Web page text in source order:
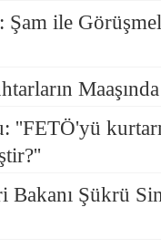
Şam ile
''FETÖ'yü
Bakanı Şükrü